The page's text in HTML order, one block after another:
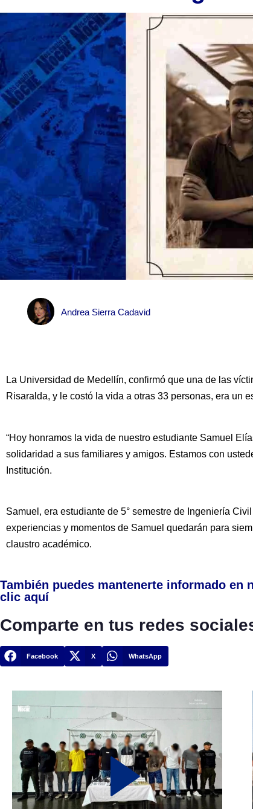
Andrea Sierra Cadavid
La Universidad de Medellín, confirmó que una de las
Risaralda, y le costó la vida a otras 33 personas, era un
“Hoy honramos la vida de nuestro estudiante Samuel
solidaridad a sus familiares y amigos. Estamos con
Institución.
Samuel, era estudiante de 5° semestre de Ingeniería
experiencias y momentos de Samuel quedarán para
claustro académico.
También puedes mantenerte informado en
clic aquí
Comparte en tus redes
Facebook X WhatsApp